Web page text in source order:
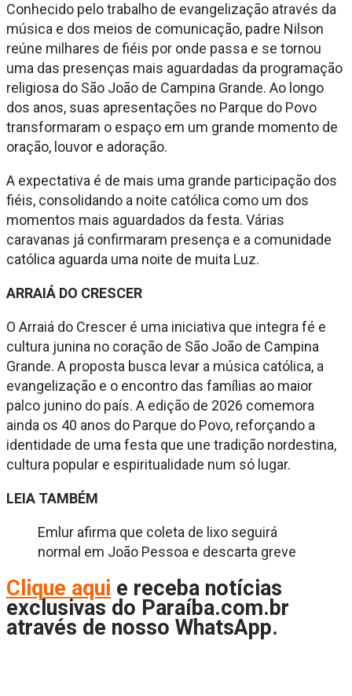
Conhecido pelo trabalho de evangelização através da
música e dos meios de comunicação, padre Nilson
reúne milhares de fiéis por onde passa e se tornou
uma das presenças mais aguardadas da programação
religiosa do São João de Campina Grande. Ao longo
dos anos, suas apresentações no Parque do Povo
transformaram o espaço em um grande momento de
oração, louvor e adoração.
A expectativa é de mais uma grande participação dos
fiéis, consolidando a noite católica como um dos
momentos mais aguardados da festa. Várias
caravanas já confirmaram presença e a comunidade
católica aguarda uma noite de muita Luz.
ARRAIÁ DO CRESCER
O Arraiá do Crescer é uma iniciativa que integra fé e
cultura junina no coração de São João de Campina
Grande. A proposta busca levar a música católica, a
evangelização e o encontro das famílias ao maior
palco junino do país. A edição de 2026 comemora
ainda os 40 anos do Parque do Povo, reforçando a
identidade de uma festa que une tradição nordestina,
cultura popular e espiritualidade num só lugar.
LEIA TAMBÉM
Emlur afirma que coleta de lixo seguirá
normal em João Pessoa e descarta greve
Clique aqui e receba notícias
exclusivas do Paraíba.com.br
através de nosso WhatsApp.